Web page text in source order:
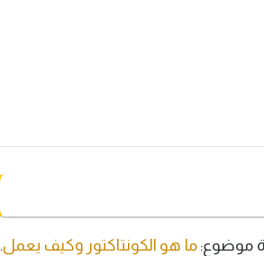
موضوع:ما هو الكونتاكتور وكيف يعمل.